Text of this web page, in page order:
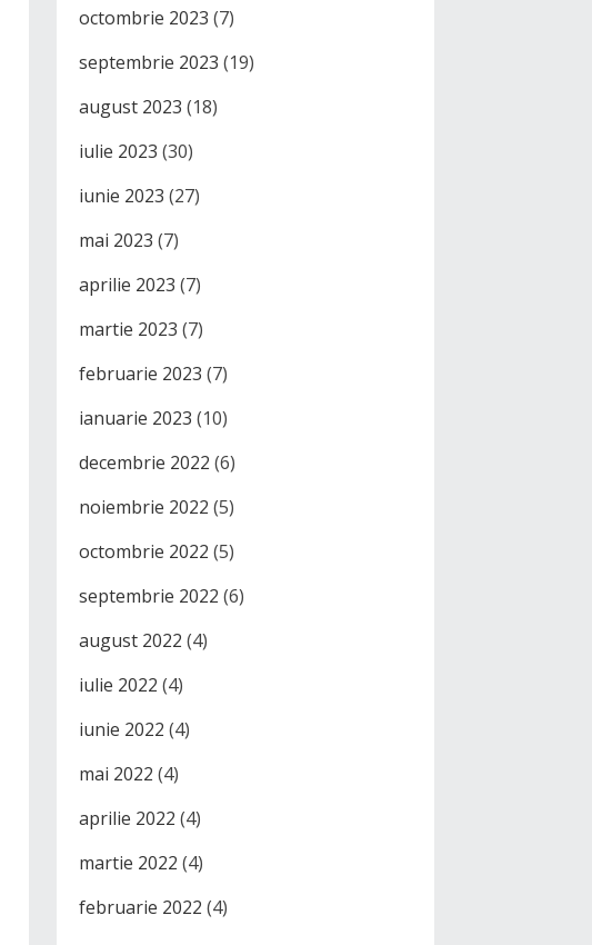
octombrie 2023 (7)
septembrie 2023 (19)
august 2023 (18)
iulie 2023 (30)
iunie 2023 (27)
mai 2023 (7)
aprilie 2023 (7)
martie 2023 (7)
februarie 2023 (7)
ianuarie 2023 (10)
decembrie 2022 (6)
noiembrie 2022 (5)
octombrie 2022 (5)
septembrie 2022 (6)
august 2022 (4)
iulie 2022 (4)
iunie 2022 (4)
mai 2022 (4)
aprilie 2022 (4)
martie 2022 (4)
februarie 2022 (4)